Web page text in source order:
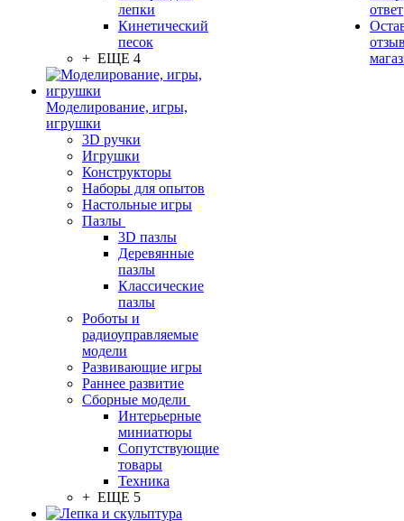
лепки
Кинетический
песок
+ ЕЩЕ 4
Моделирование, игры,
игрушки
3D ручки
Игрушки
Конструкторы
Наборы для опытов
Настольные игры
Пазлы
3D пазлы
Деревянные
пазлы
Классические
пазлы
Роботы и
радиоуправляемые
модели
Развивающие игры
Раннее развитие
Сборные модели
Интерьерные
миниатюры
Сопутствующие
товары
Техника
+ ЕЩЕ 5
ответ